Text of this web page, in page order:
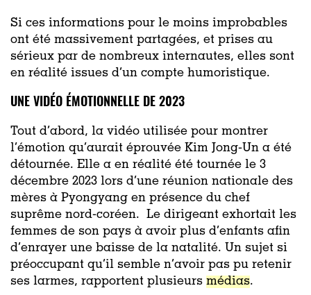
Si ces informations pour le moins improbables
ont été massivement partagées, et prises au
sérieux par de nombreux internautes, elles sont
en réalité issues d’un compte humoristique.
UNE VIDÉO ÉMOTIONNELLE DE 2023
Tout d’abord, la vidéo utilisée pour montrer
l’émotion qu’aurait éprouvée Kim Jong-Un a été
détournée. Elle a en réalité été tournée le 3
décembre 2023 lors d’une réunion nationale des
mères à Pyongyang en présence du chef
suprême nord-coréen. Le dirigeant exhortait les
femmes de son pays à avoir plus d’enfants afin
d’enrayer une baisse de la natalité. Un sujet si
préoccupant qu’il semble n’avoir pas pu retenir
ses larmes, rapportent plusieurs médias.